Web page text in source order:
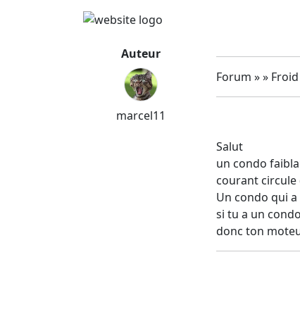
Auteur
marcel11
Forum » »
Salut
un condo
courant
Un condo qui
si tu a un
donc ton